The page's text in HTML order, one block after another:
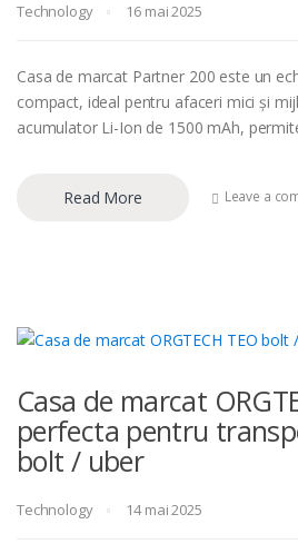
Technology 16 mai 2025
Casa de marcat Partner 200 este un
compact, ideal pentru afaceri mici și
acumulator Li-Ion de 1500 mAh,
Read More Leave a
Casa de marcat
perfecta pentru
bolt / uber
Technology 14 mai 2025